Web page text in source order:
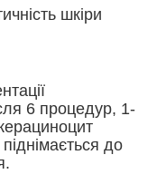
шкіри
6 процедур, 1-
до